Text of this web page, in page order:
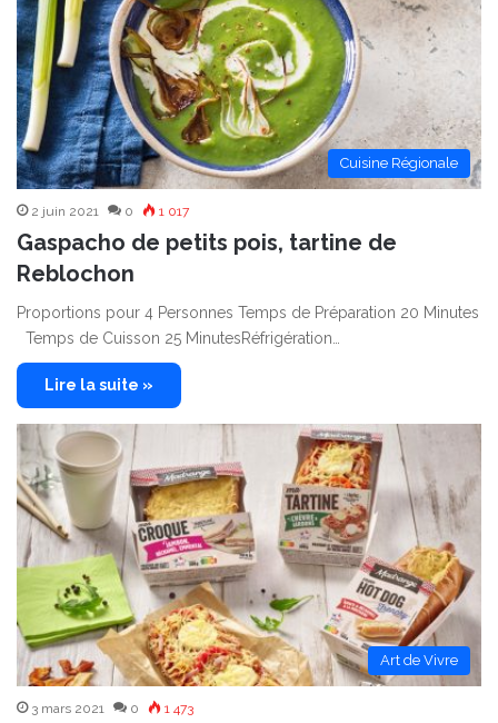
Cuisine Régionale
2 juin 2021 0 1 017
Gaspacho de petits pois, tartine de
Reblochon
Proportions pour 4 Personnes Temps de Préparation 20 Minutes
Temps de Cuisson 25 MinutesRéfrigération…
Lire la suite »
Art de Vivre
3 mars 2021 0 1 473